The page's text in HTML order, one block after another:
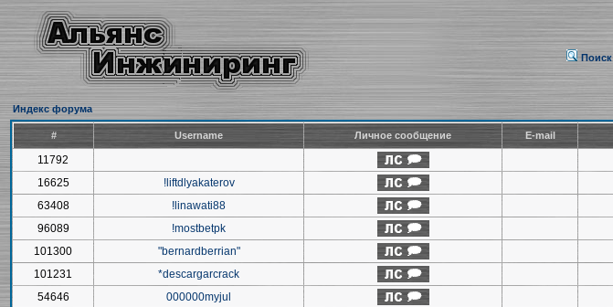
Поиск
Индекс форума
# Username Личное сообщение E-mail
11792
16625
!liftdlyakaterov
63408
!linawati88
96089
!mostbetpk
101300
"bernardberrian"
101231
*descargarcrack
54646
000000myjul